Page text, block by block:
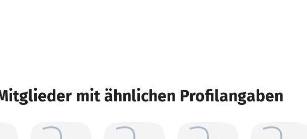
mit ähnlichen Profilangaben